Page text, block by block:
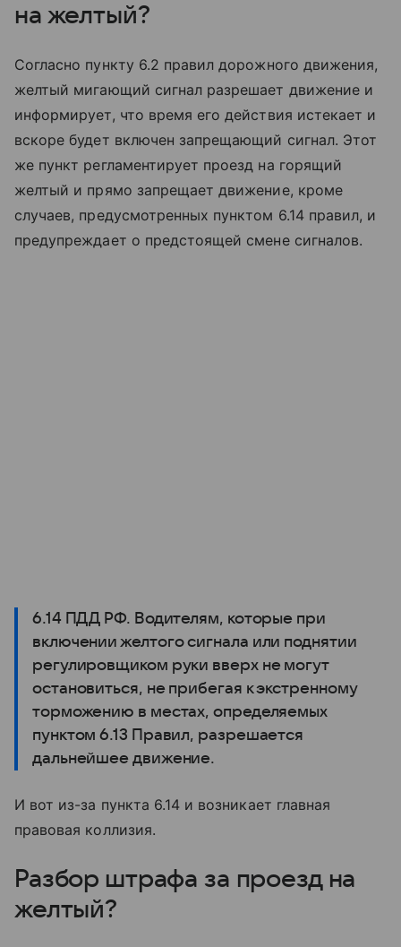
на желтый?
Согласно пункту 6.2 правил дорожного движения,
желтый мигающий сигнал разрешает движение и
информирует, что время его действия истекает и
вскоре будет включен запрещающий сигнал. Этот
же пункт регламентирует проезд на горящий
желтый и прямо запрещает движение, кроме
случаев, предусмотренных пунктом 6.14 правил, и
предупреждает о предстоящей смене сигналов.
6.14 ПДД РФ. Водителям, которые при
включении желтого сигнала или поднятии
регулировщиком руки вверх не могут
остановиться, не прибегая к экстренному
торможению в местах, определяемых
пунктом 6.13 Правил, разрешается
дальнейшее движение.
И вот из-за пункта 6.14 и возникает главная
правовая коллизия.
Разбор штрафа за проезд на
желтый?